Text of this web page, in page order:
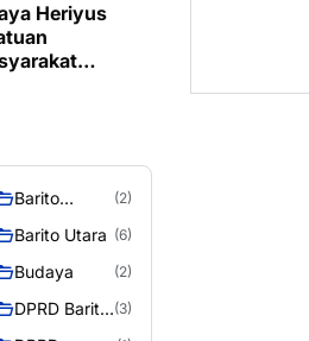
Heriyus
Daerah
Barito
(2)
Barito Utara (6)
Budaya (2)
DPRD Barito (3)